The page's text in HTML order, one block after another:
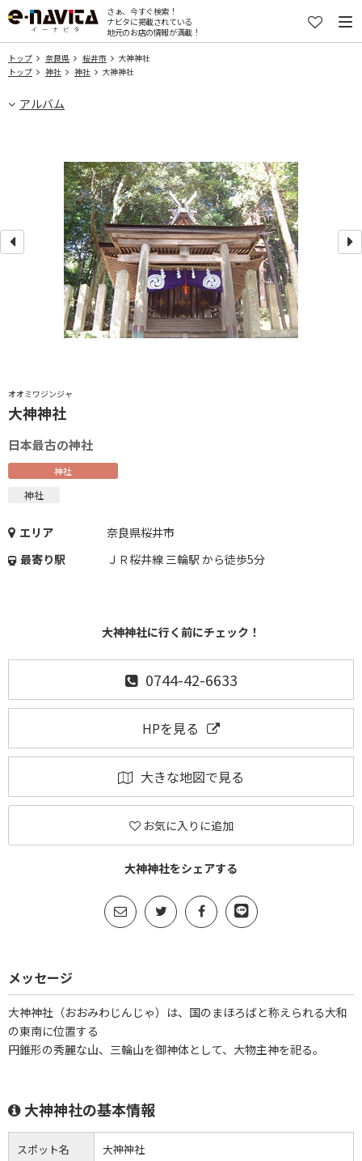
さぁ、今すぐ検索！
ナビタに掲載されている
地元のお店の情報が満載！
トップ 奈良県 桜井市
大神神社
トップ
神社 神社 大神神社
アルバム
オオミワジンジャ
大神神社
日本最古の神社
神社
神社
エリア
奈良県桜井市
最寄り駅
ＪＲ桜井線 三輪駅 から徒歩5分
大神神社に行く前にチェック！
0744-42-6633
HPを見る
大きな地図で見る
お気に入りに追加
大神神社をシェアする
メッセージ
大神神社（おおみわじんじゃ）は、国のまほろばと称えられる大和
の東南に位置する
円錐形の秀麗な山、三輪山を御神体として、大物主神を祀る。
大神神社の基本情報
スポット名 大神神社